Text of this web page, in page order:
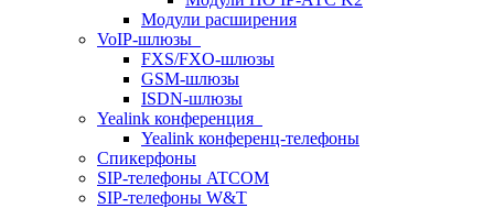
Модули расширения
VoIP-шлюзы
FXS/FXO-шлюзы
GSM-шлюзы
ISDN-шлюзы
Yealink конференция
Yealink конференц-телефоны
Спикерфоны
SIP-телефоны ATCOM
SIP-телефоны W&T